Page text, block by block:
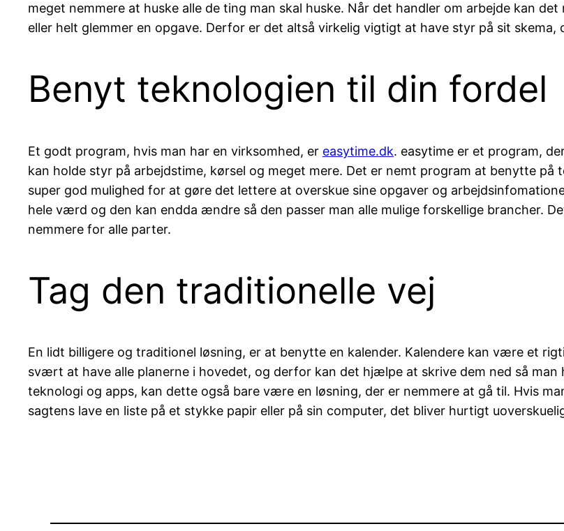
meget nemmere at huske alle de ting man skal huske. Når det handler om arbejde kan
eller helt glemmer en opgave. Derfor er det altså virkelig vigtigt at have styr på sit skema,
Benyt teknologien til din fordel
Et godt program, hvis man har en virksomhed, er easytime.dk. easytime er et program,
kan holde styr på arbejdstime, kørsel og meget mere. Det er nemt program at benytte
super god mulighed for at gøre det lettere at overskue sine opgaver og
hele værd og den kan endda ændre så den passer man alle mulige forskellige brancher.
nemmere for alle parter.
Tag den traditionelle vej
En lidt billigere og traditionel løsning, er at benytte en kalender. Kalendere kan være et
svært at have alle planerne i hovedet, og derfor kan det hjælpe at skrive dem ned så man
teknologi og apps, kan dette også bare være en løsning, der er nemmere at gå til. Hvis
sagtens lave en liste på et stykke papir eller på sin computer, det bliver hurtigt